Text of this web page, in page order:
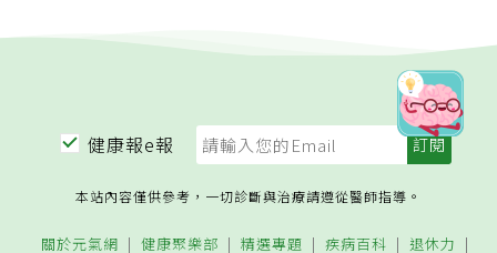
健康報e報
本站內容僅供參考，一切診斷與治療請遵從醫師指導。
關於元氣網 健康聚樂部 精選專題 疾病百科 退休力